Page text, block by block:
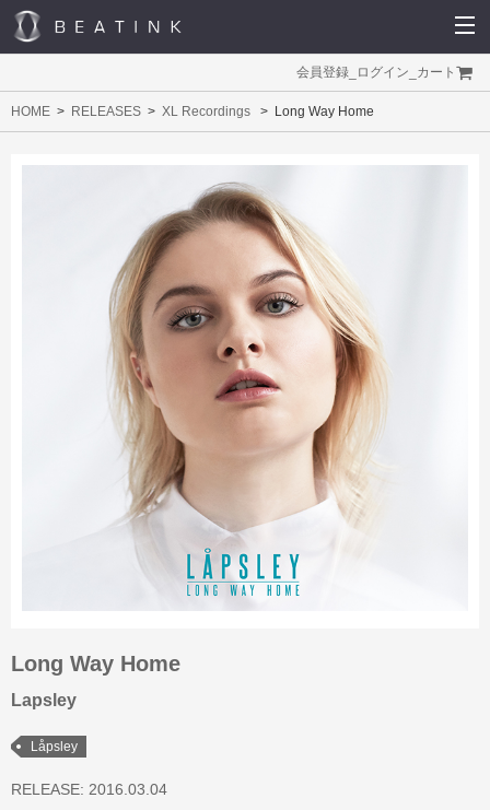
会員登録 ログイン カート
HOME RELEASES XL Recordings Long Way Home
Long Way Home
Lapsley
Låpsley
RELEASE: 2016.03.04